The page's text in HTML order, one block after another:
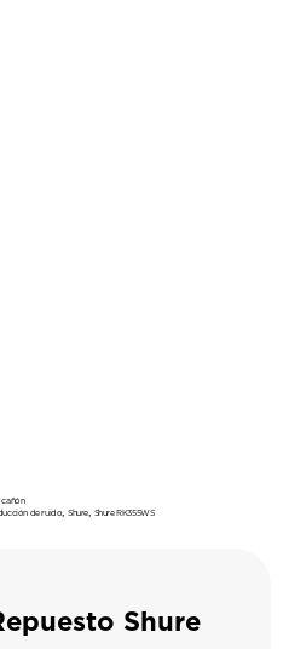
cañón
de ruido ,Shure Shure RK355WS
Shure